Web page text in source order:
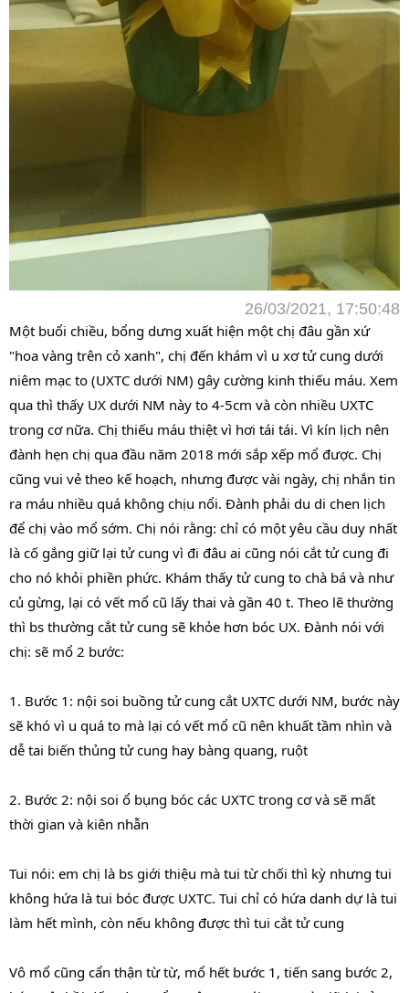
26/03/2021, 17:50:48
Một buổi chiều, bổng dưng xuất hiện một chị đâu gần xứ
"hoa vàng trên cỏ xanh", chị đến khám vì u xơ tử cung dưới
niêm mạc to (UXTC dưới NM) gây cường kinh thiếu máu. Xem
qua thì thấy UX dưới NM này to 4-5cm và còn nhiều UXTC
trong cơ nữa. Chị thiếu máu thiệt vì hơi tái tái. Vì kín lịch nên
đành hẹn chị qua đầu năm 2018 mới sắp xếp mổ được. Chị
cũng vui vẻ theo kế hoạch, nhưng được vài ngày, chị nhắn tin
ra máu nhiều quá không chịu nổi. Đành phải du di chen lịch
để chị vào mổ sớm. Chị nói rằng: chỉ có một yêu cầu duy nhất
là cố gắng giữ lại tử cung vì đi đâu ai cũng nói cắt tử cung đi
cho nó khỏi phiền phức. Khám thấy tử cung to chà bá và như
củ gừng, lại có vết mổ cũ lấy thai và gần 40 t. Theo lẽ thường
thì bs thường cắt tử cung sẽ khỏe hơn bóc UX. Đành nói với
chị: sẽ mổ 2 bước:
1. Bước 1: nội soi buồng tử cung cắt UXTC dưới NM, bước này
sẽ khó vì u quá to mà lại có vết mổ cũ nên khuất tầm nhìn và
dễ tai biến thủng tử cung hay bàng quang, ruột
2. Bước 2: nội soi ổ bụng bóc các UXTC trong cơ và sẽ mất
thời gian và kiên nhẫn
Tui nói: em chị là bs giới thiệu mà tui từ chối thì kỳ nhưng tui
không hứa là tui bóc được UXTC. Tui chỉ có hứa danh dự là tui
làm hết mình, còn nếu không được thì tui cắt tử cung
Vô mổ cũng cẩn thận từ từ, mổ hết bước 1, tiến sang bước 2,